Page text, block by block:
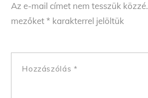
Az e-mail címet nem tesszük közzé.
mezőket* karakterrel jelöltük
Hozzászólás *